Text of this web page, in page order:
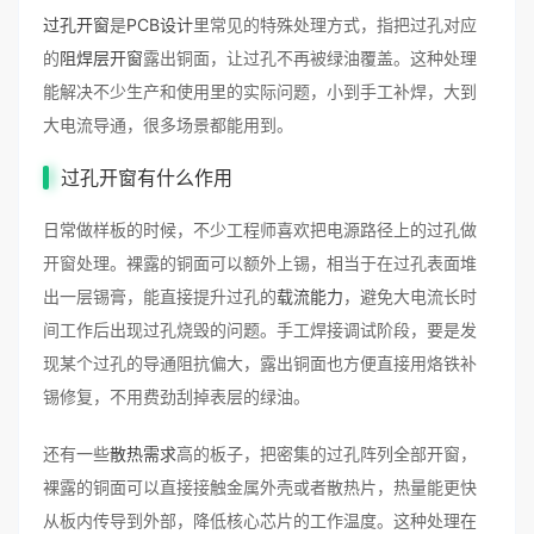
过孔开窗是PCB设计里常见的特殊处理方式，指把过孔对应
的阻焊层开窗露出铜面，让过孔不再被绿油覆盖。这种处理
能解决不少生产和使用里的实际问题，小到手工补焊，大到
大电流导通，很多场景都能用到。
过孔开窗有什么作用
日常做样板的时候，不少工程师喜欢把电源路径上的过孔做
开窗处理。裸露的铜面可以额外上锡，相当于在过孔表面堆
出一层锡膏，能直接提升过孔的载流能力，避免大电流长时
间工作后出现过孔烧毁的问题。手工焊接调试阶段，要是发
现某个过孔的导通阻抗偏大，露出铜面也方便直接用烙铁补
锡修复，不用费劲刮掉表层的绿油。
还有一些散热需求高的板子，把密集的过孔阵列全部开窗，
裸露的铜面可以直接接触金属外壳或者散热片，热量能更快
从板内传导到外部，降低核心芯片的工作温度。这种处理在